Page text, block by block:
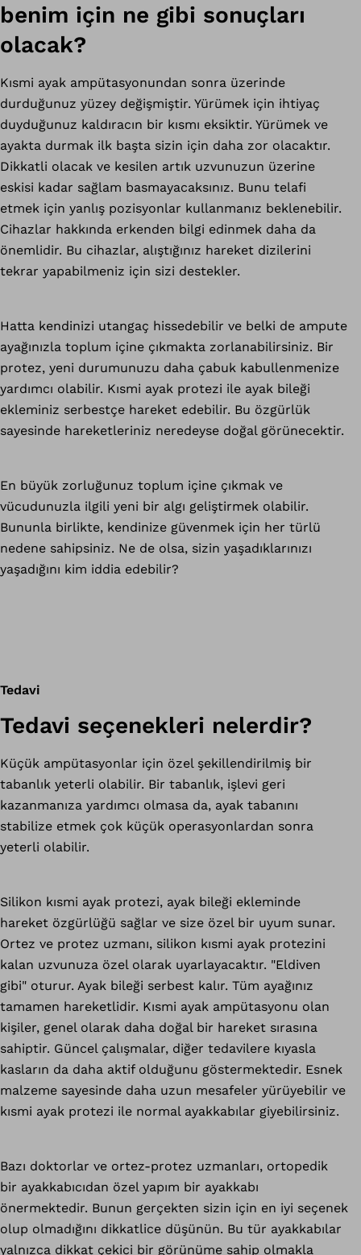
benim için ne gibi sonuçları
olacak?
Kısmi ayak ampütasyonundan sonra üzerinde
durduğunuz yüzey değişmiştir. Yürümek için ihtiyaç
duyduğunuz kaldıracın bir kısmı eksiktir. Yürümek ve
ayakta durmak ilk başta sizin için daha zor olacaktır.
Dikkatli olacak ve kesilen artık uzvunuzun üzerine
eskisi kadar sağlam basmayacaksınız. Bunu telafi
etmek için yanlış pozisyonlar kullanmanız beklenebilir.
Cihazlar hakkında erkenden bilgi edinmek daha da
önemlidir. Bu cihazlar, alıştığınız hareket dizilerini
tekrar yapabilmeniz için sizi destekler.
Hatta kendinizi utangaç hissedebilir ve belki de ampute
ayağınızla toplum içine çıkmakta zorlanabilirsiniz. Bir
protez, yeni durumunuzu daha çabuk kabullenmenize
yardımcı olabilir. Kısmi ayak protezi ile ayak bileği
ekleminiz serbestçe hareket edebilir. Bu özgürlük
sayesinde hareketleriniz neredeyse doğal görünecektir.
En büyük zorluğunuz toplum içine çıkmak ve
vücudunuzla ilgili yeni bir algı geliştirmek olabilir.
Bununla birlikte, kendinize güvenmek için her türlü
nedene sahipsiniz. Ne de olsa, sizin yaşadıklarınızı
yaşadığını kim iddia edebilir?
Tedavi
Tedavi seçenekleri nelerdir?
Küçük ampütasyonlar için özel şekillendirilmiş bir
tabanlık yeterli olabilir. Bir tabanlık, işlevi geri
kazanmanıza yardımcı olmasa da, ayak tabanını
stabilize etmek çok küçük operasyonlardan sonra
yeterli olabilir.
Silikon kısmi ayak protezi, ayak bileği ekleminde
hareket özgürlüğü sağlar ve size özel bir uyum sunar.
Ortez ve protez uzmanı, silikon kısmi ayak protezini
kalan uzvunuza özel olarak uyarlayacaktır. "Eldiven
gibi" oturur. Ayak bileği serbest kalır. Tüm ayağınız
tamamen hareketlidir. Kısmi ayak ampütasyonu olan
kişiler, genel olarak daha doğal bir hareket sırasına
sahiptir. Güncel çalışmalar, diğer tedavilere kıyasla
kasların da daha aktif olduğunu göstermektedir. Esnek
malzeme sayesinde daha uzun mesafeler yürüyebilir ve
kısmi ayak protezi ile normal ayakkabılar giyebilirsiniz.
Bazı doktorlar ve ortez-protez uzmanları, ortopedik
bir ayakkabıcıdan özel yapım bir ayakkabı
önermektedir. Bunun gerçekten sizin için en iyi seçenek
olup olmadığını dikkatlice düşünün. Bu tür ayakkabılar
yalnızca dikkat çekici bir görünüme sahip olmakla